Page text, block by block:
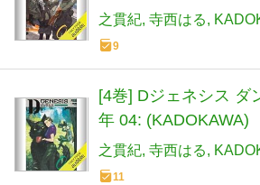
之貫紀 寺西はる
9
[4巻] Dジェネシス ダ
年 04: (KADOKAWA)
之貫紀 寺西はる
11